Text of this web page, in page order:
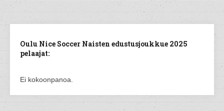
Oulu Nice Soccer Naisten edustusjoukkue 2025
pelaajat:
Ei kokoonpanoa.